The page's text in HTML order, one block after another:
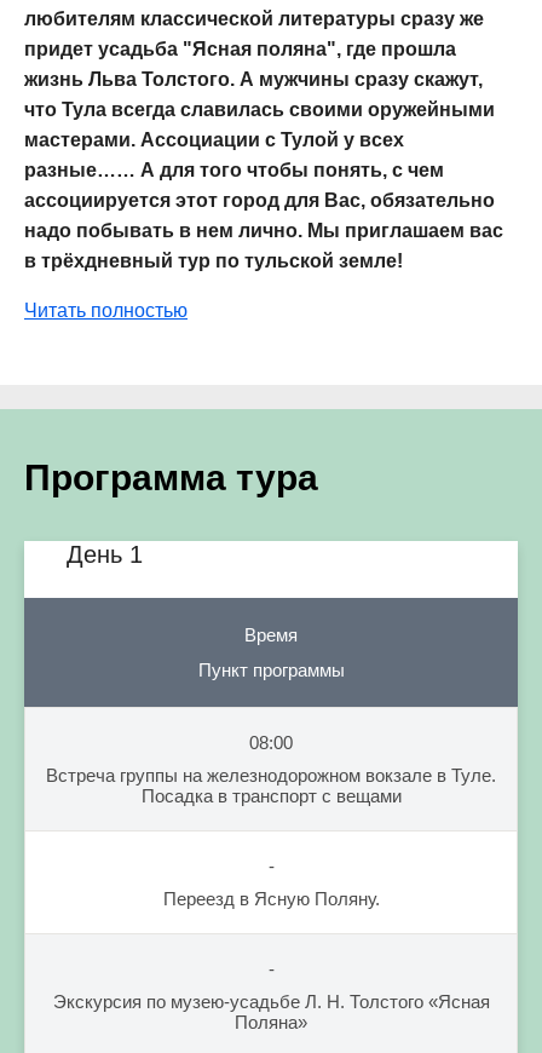
любителям классической литературы сразу же
придет усадьба "Ясная поляна", где прошла
жизнь Льва Толстого. А мужчины сразу скажут,
что Тула всегда славилась своими оружейными
мастерами. Ассоциации с Тулой у всех
разные…… А для того чтобы понять, с чем
ассоциируется этот город для Вас, обязательно
надо побывать в нем лично. Мы приглашаем вас
в трёхдневный тур по тульской земле!
Читать полностью
Программа тура
День 1
Время
Пункт программы
08:00
Встреча группы на железнодорожном вокзале в Туле.
Посадка в транспорт с вещами
-
Переезд в Ясную Поляну.
-
Экскурсия по музею-усадьбе Л. Н. Толстого «Ясная
Поляна»